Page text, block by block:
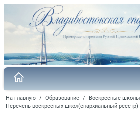
На главную / Образование / Воскресные школы
Перечень воскресных школ(епархиальный реестр)